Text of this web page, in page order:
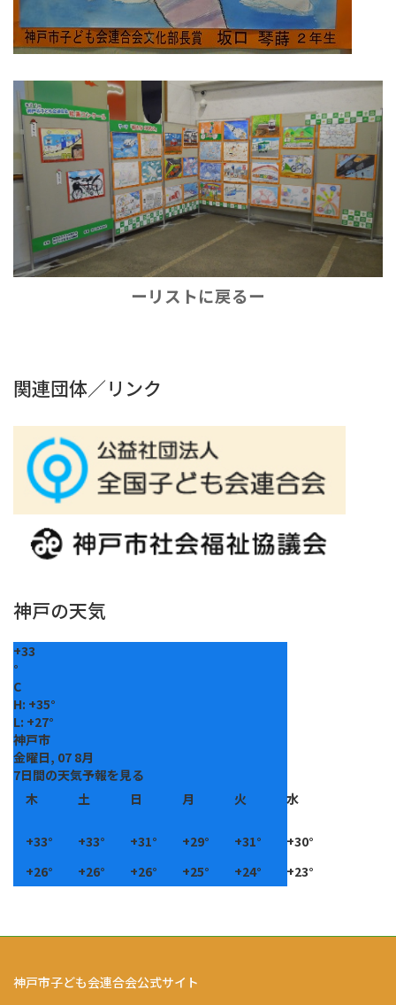
ーリストに戻るー
関連団体／リンク
神戸の天気
+33
°
C
H: +35°
L: +27°
神戸市
金曜日, 07 8月
7日間の天気予報を見る
木
土 日 月 火 水
+33° +33° +31° +29° +31° +30°
+26° +26° +26° +25° +24° +23°
神戸市子ども会連合会公式サイト